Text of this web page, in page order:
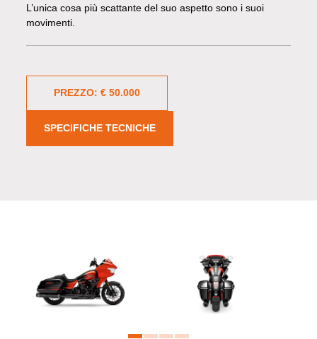
L’unica cosa più scattante del suo aspetto sono i suoi
movimenti.
PREZZO: € 50.000
SPECIFICHE TECNICHE